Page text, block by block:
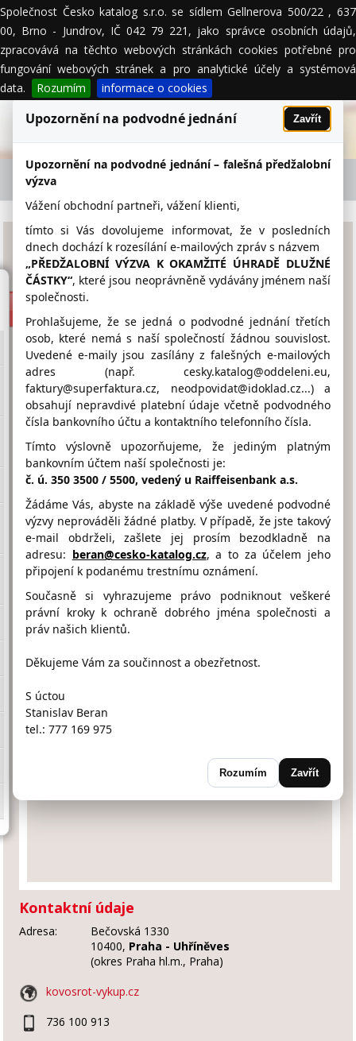
Společnost Česko katalog s.r.o. se sídlem Gellnerova 500/22 , 637
00, Brno - Jundrov, IČ 042 79 221, jako správce osobních údajů,
zpracovává na těchto webových stránkách cookies potřebné pro
fungování webových stránek a pro analytické účely a systémová
data.
Rozumím informace o cookies
MENU
AM-KOVO s.r.o. - firemní detail
AM-KOVO s.r.o.
kovosrot-vykup.cz
736 100 913
Výkup železa, barevných kovů a autobaterií. Provoz sběrného
dvora a zajištění ekologické likvidace kovů.
návštěvníků
Firma doposud nasbírala:
0 Bodů
1 Bod 2 Body 3 Body
Umístění AM-KOVO na Google maps
Kontaktní údaje
Adresa:
Bečovská 1330
10400, Praha - Uhříněves
(okres Praha hl.m., Praha)
kovosrot-vykup.cz
736 100 913
Upozornění na podvodné jednání Zavřít
Upozornění na podvodné jednání – falešná předžalobní
výzva
Vážení obchodní partneři, vážení klienti,
tímto si Vás dovolujeme informovat, že v posledních
dnech dochází k rozesílání e-mailových zpráv s názvem
„PŘEDŽALOBNÍ VÝZVA K OKAMŽITÉ ÚHRADĚ DLUŽNÉ
ČÁSTKY“, které jsou neoprávněně vydávány jménem naší
společnosti.
Prohlašujeme, že se jedná o podvodné jednání třetích
osob, které nemá s naší společností žádnou souvislost.
Uvedené e-maily jsou zasílány z falešných e-mailových
adres (např. cesky.katalog@oddeleni.eu,
faktury@superfaktura.cz, neodpovidat@idoklad.cz...) a
obsahují nepravdivé platební údaje včetně podvodného
čísla bankovního účtu a kontaktního telefonního čísla.
Tímto výslovně upozorňujeme, že jediným platným
bankovním účtem naší společnosti je:
č. ú. 350 3500 / 5500, vedený u Raiffeisenbank a.s.
Žádáme Vás, abyste na základě výše uvedené podvodné
výzvy neprováděli žádné platby. V případě, že jste takový
e-mail obdrželi, zašlete jej prosím bezodkladně na
adresu: beran@cesko-katalog.cz, a to za účelem jeho
připojení k podanému trestnímu oznámení.
Současně si vyhrazujeme právo podniknout veškeré
právní kroky k ochraně dobrého jména společnosti a
práv našich klientů.
Děkujeme Vám za součinnost a obezřetnost.
S úctou
Stanislav Beran
tel.: 777 169 975
Rozumím Zavřít